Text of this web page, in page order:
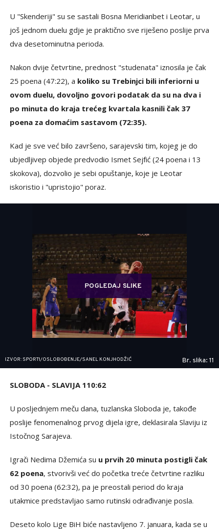
U "Skenderiji" su se sastali Bosna Meridianbet i Leotar, u
još jednom duelu gdje je praktično sve riješeno poslije prva
dva desetominutna perioda.
Nakon dvije četvrtine, prednost "studenata" iznosila je čak
25 poena (47:22), a koliko su Trebinjci bili inferiorni u
ovom duelu, dovoljno govori podatak da su na dva i
po minuta do kraja trećeg kvartala kasnili čak 37
poena za domaćim sastavom (72:35).
Kad je sve već bilo završeno, sarajevski tim, kojeg je do
ubjedljivep objede predvodio Ismet Sejfić (24 poena i 13
skokova), dozvolio je sebi opuštanje, koje je Leotar
iskoristio i "upristojio" poraz.
POGLEDAJ SLIKE
IZVOR: SPORT1/OSLOBOĐENJE/SANEL KONJHODŽIĆ Br. slika: 11
SLOBODA - SLAVIJA 110:62
U posljednjem meču dana, tuzlanska Sloboda je, takođe
poslije fenomenalnog prvog dijela igre, deklasirala Slaviju iz
Istočnog Sarajeva.
Igrači Nedima Džemića su u prvih 20 minuta postigli čak
62 poena, stvorivši već do početka treće četvrtine razliku
od 30 poena (62:32), pa je preostali period do kraja
utakmice predstavljao samo rutinski odrađivanje posla.
Deseto kolo Lige BiH biće nastavljeno 7. januara, kada se u